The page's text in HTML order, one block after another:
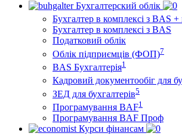
Бухгалтерский облік
Бухгалтер в комплексі з BAS +
Бухгалтер в комплексі з BAS
Податковий облік
Облік підприємців (ФОП)7
BAS Бухгалтерія1
Кадровий документообіг для
ЗЕД для бухгалтерів5
Програмування BAF1
Програмування BAF Проф
Курси фінансам